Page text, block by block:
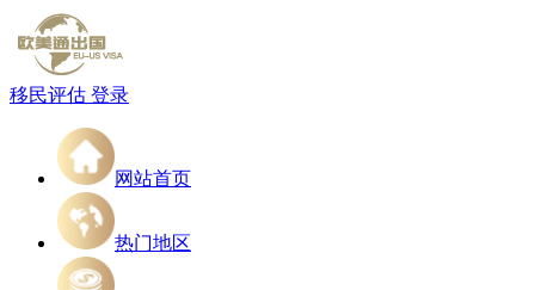
移民评估 登录
网站首页
热门地区